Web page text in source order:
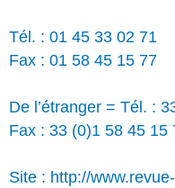
Tél. : 01 45 33 02 71
Fax : 01 58 45 15 77
De l’étranger = Tél. :
Fax : 33 (0)1 58 45 15
Site : http://